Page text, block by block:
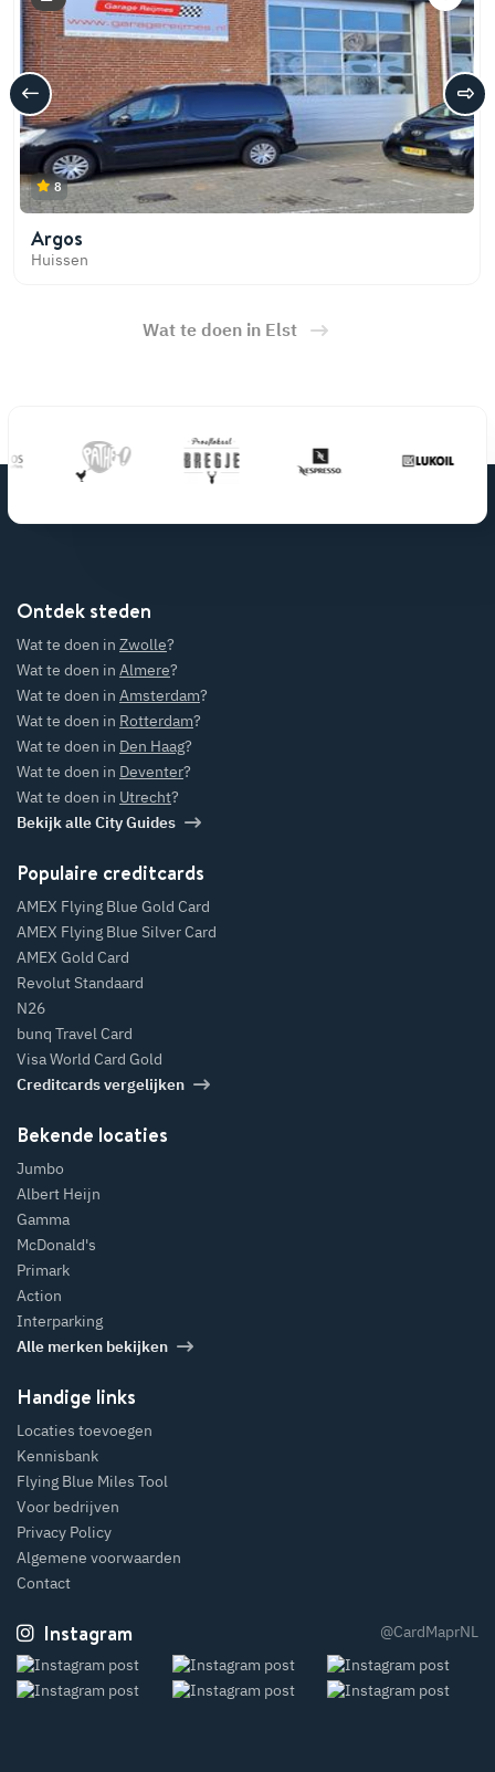
8
Argos
Huissen
Wat te doen in Elst
Ontdek steden
Wat te doen in Zwolle?
Wat te doen in Almere?
Wat te doen in Amsterdam?
Wat te doen in Rotterdam?
Wat te doen in Den Haag?
Wat te doen in Deventer?
Wat te doen in Utrecht?
Bekijk alle City Guides
Populaire creditcards
AMEX Flying Blue Gold Card
AMEX Flying Blue Silver Card
AMEX Gold Card
Revolut Standaard
N26
bunq Travel Card
Visa World Card Gold
Creditcards vergelijken
Bekende locaties
Jumbo
Albert Heijn
Gamma
McDonald's
Primark
Action
Interparking
Alle merken bekijken
Handige links
Locaties toevoegen
Kennisbank
Flying Blue Miles Tool
Voor bedrijven
Privacy Policy
Algemene voorwaarden
Contact
Instagram @CardMaprNL